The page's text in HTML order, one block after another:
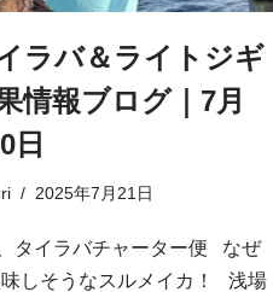
ラバ＆ライトジギ
情報ブログ｜7月
日
2025年7月21日
タイラバチャーター便 なぜ
しそうなスルメイカ！ 浅場